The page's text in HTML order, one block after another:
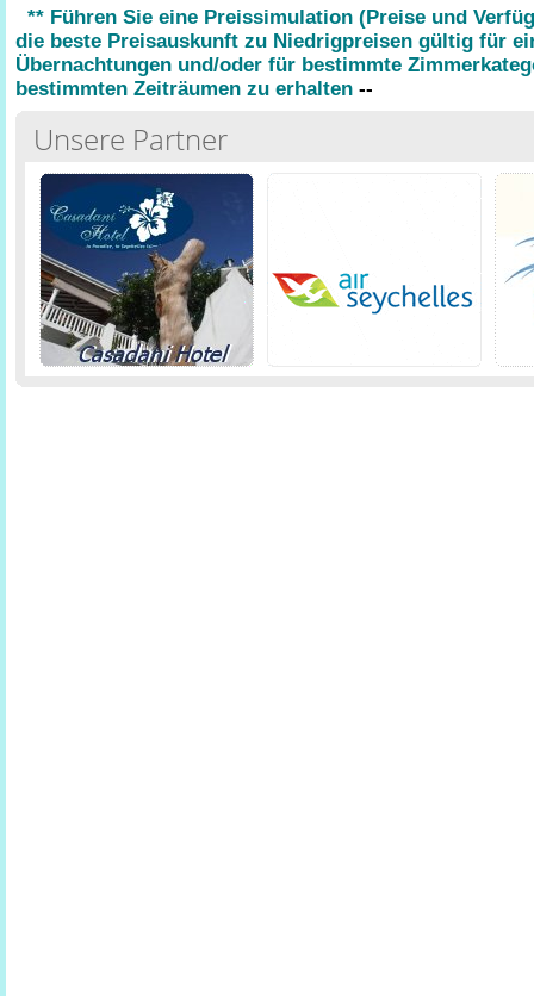
** Führen Sie eine Preissimulation (Preise und
die beste Preisauskunft zu Niedrigpreisen gültig für
Übernachtungen und/oder für bestimmte
bestimmten Zeiträumen zu erhalten --
Unsere Partner